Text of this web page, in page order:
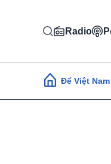
Radio
Main Để Việt